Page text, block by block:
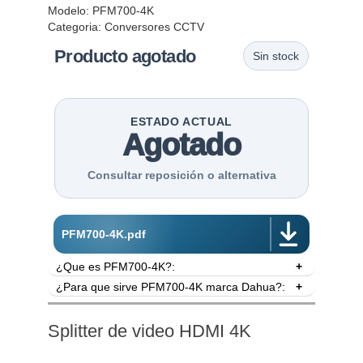
Modelo: PFM700-4K
Categoria: Conversores CCTV
Producto agotado Sin stock
ESTADO ACTUAL
Agotado
Consultar reposición o alternativa
PFM700-4K.pdf
¿Que es PFM700-4K?:
- Marca Dahua.
- Extiende el alcance de un HDMI 1.4.
- Hasta 80 metros (4k 40 metros) de alcance.
- Transmisor y receptor.
¿Para que sirve PFM700-4K marca Dahua?:
alcance HDMI mediante un cable de red de
categoria 5e o 6 hasta 80 metros. Transmite
Splitter de video HDMI 4K